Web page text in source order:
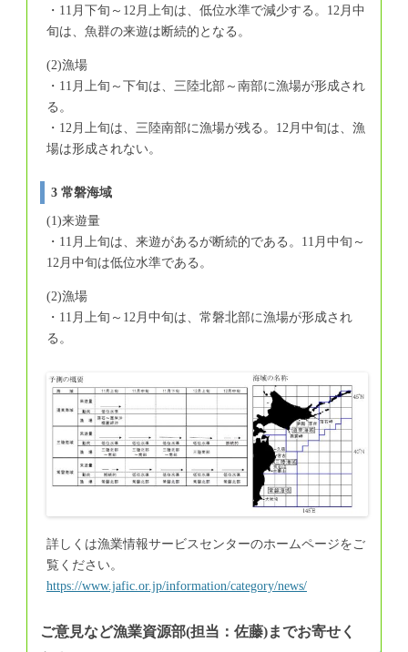
・11月下旬～12月上旬は、低位水準で減少する。12月中
旬は、魚群の来遊は断続的となる。
(2)漁場
・11月上旬～下旬は、三陸北部～南部に漁場が形成され
る。
・12月上旬は、三陸南部に漁場が残る。12月中旬は、漁
場は形成されない。
3 常磐海域
(1)来遊量
・11月上旬は、来遊があるが断続的である。11月中旬～
12月中旬は低位水準である。
(2)漁場
・11月上旬～12月中旬は、常磐北部に漁場が形成され
る。
詳しくは漁業情報サービスセンターのホームページをご
覧ください。
https://www.jafic.or.jp/information/category/news/
ご意見など漁業資源部(担当：佐藤)までお寄せく